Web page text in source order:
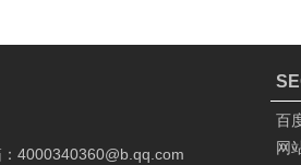
4000340360@b.qq.com
百
网